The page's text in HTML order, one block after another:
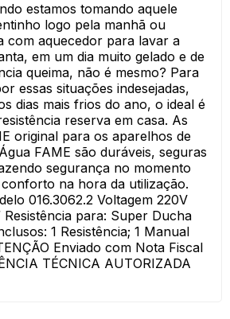
estamos tomando aquele
logo pela manhã ou
com aquecedor para lavar a
em um dia muito gelado e de
queima, não é mesmo? Para
essas situações indesejadas,
dias mais frios do ano, o ideal é
reserva em casa. As
original para os aparelhos de
FAME são duráveis, seguras
segurança no momento
na hora da utilização.
016.3062.2 Voltagem 220V
para: Super Ducha
1 Resistência; 1 Manual
Enviado com Nota Fiscal
TÉCNICA AUTORIZADA